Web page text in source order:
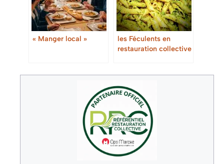
« Manger local »
les Féculents en
restauration collective